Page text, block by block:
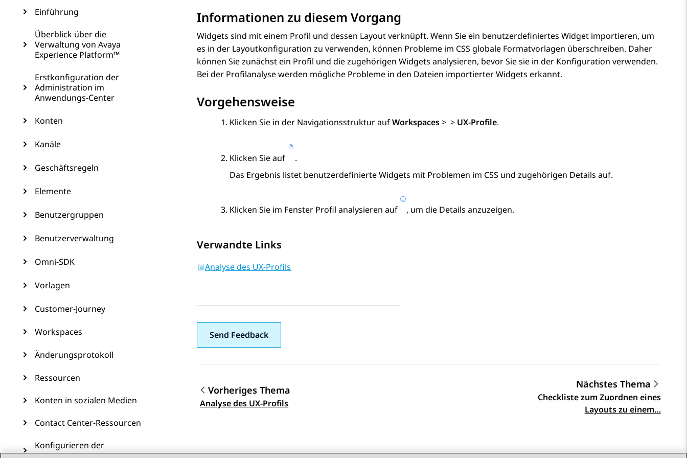
Einführung
Überblick über die
Verwaltung von Avaya
Experience Platform™
Erstkonfiguration der
Administration im
Anwendungs-Center
Konten
Kanäle
Geschäftsregeln
Elemente
Benutzergruppen
Benutzerverwaltung
Omni-SDK
Vorlagen
Customer-Journey
Workspaces
Änderungsprotokoll
Ressourcen
Konten in sozialen Medien
Contact Center-Ressourcen
Konfigurieren der
Funktionen
Informationen zu diesem Vorgang
Widgets sind mit einem Profil und dessen Layout verknüpft. Wenn Sie ein benutzerdefiniertes Widget importieren, um
es in der Layoutkonfiguration zu verwenden, können Probleme im CSS globale Formatvorlagen überschreiben. Daher
können Sie zunächst ein Profil und die zugehörigen Widgets analysieren, bevor Sie sie in der Konfiguration verwenden.
Bei der Profilanalyse werden mögliche Probleme in den Dateien importierter Widgets erkannt.
Vorgehensweise
Klicken Sie in der Navigationsstruktur aufWorkspaces> > UX-Profile.
Klicken Sie auf
.
Das Ergebnis listet benutzerdefinierte Widgets mit Problemen im CSS und zugehörigen Details auf.
Klicken Sie im Fenster Profil analysieren auf , um die Details anzuzeigen.
Verwandte Links
Analyse des UX-Profils
Send Feedback
Themennavigation
Vorheriges Thema
Analyse des UX-Profils
Nächstes Thema
Checkliste zum Zuordnen eines
Layouts zu einem…